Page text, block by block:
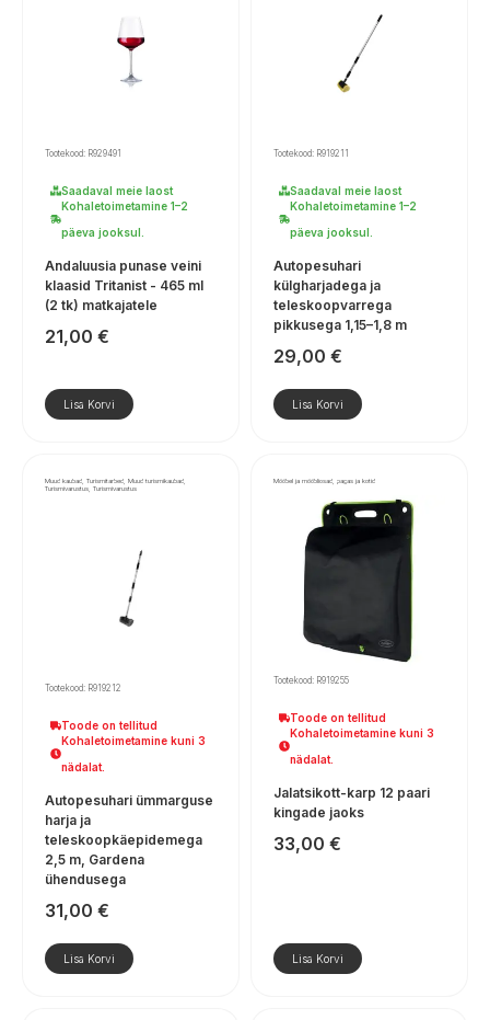
Tootekood: R929491
Saadaval meie laost
Kohaletoimetamine 1–2
päeva jooksul.
Andaluusia punase veini
klaasid Tritanist - 465 ml
(2 tk) matkajatele
21,00 €
Lisa Korvi
Tootekood: R919211
Saadaval meie laost
Kohaletoimetamine 1–2
päeva jooksul.
Autopesuhari
külgharjadega ja
teleskoopvarrega
pikkusega 1,15–1,8 m
29,00 €
Lisa Korvi
Muud kaubad, Turismitarbed, Muud turismikaubad,
Turismivarustus, Turismivarustus
Tootekood: R919212
Toode on tellitud
Kohaletoimetamine kuni 3
nädalat.
Autopesuhari ümmarguse
harja ja
teleskoopkäepidemega
2,5 m, Gardena
ühendusega
31,00 €
Lisa Korvi
Mööbel ja mööbliosad, pagas ja kotid
Tootekood: R919255
Toode on tellitud
Kohaletoimetamine kuni 3
nädalat.
Jalatsikott-karp 12 paari
kingade jaoks
33,00 €
Lisa Korvi